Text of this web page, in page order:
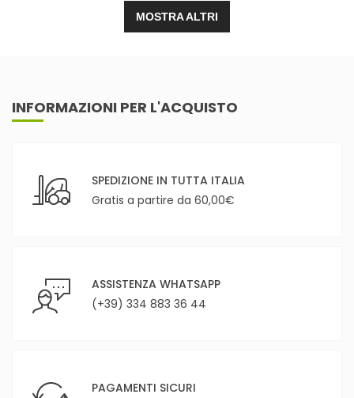
MOSTRA ALTRI
INFORMAZIONI PER L'ACQUISTO
SPEDIZIONE IN TUTTA ITALIA
Gratis a partire da 60,00€
ASSISTENZA WHATSAPP
(+39) 334 883 36 44
PAGAMENTI SICURI